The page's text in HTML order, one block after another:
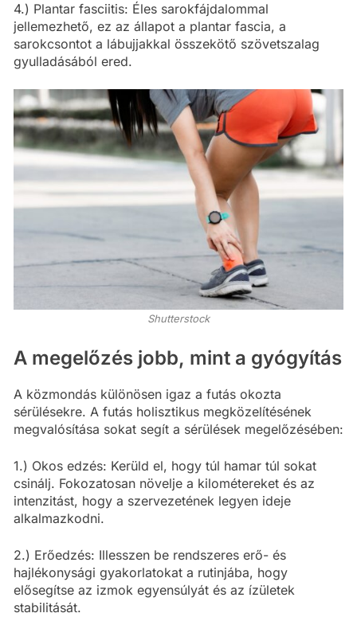
4.) Plantar fasciitis: Éles sarokfájdalommal
jellemezhető, ez az állapot a plantar fascia, a
sarokcsontot a lábujjakkal összekötő szövetszalag
gyulladásából ered.
Shutterstock
A megelőzés jobb, mint a gyógyítás
A közmondás különösen igaz a futás okozta
sérülésekre. A futás holisztikus megközelítésének
megvalósítása sokat segít a sérülések megelőzésében:
1.) Okos edzés: Kerüld el, hogy túl hamar túl sokat
csinálj. Fokozatosan növelje a kilométereket és az
intenzitást, hogy a szervezetének legyen ideje
alkalmazkodni.
2.) Erőedzés: Illesszen be rendszeres erő- és
hajlékonysági gyakorlatokat a rutinjába, hogy
elősegítse az izmok egyensúlyát és az ízületek
stabilitását.